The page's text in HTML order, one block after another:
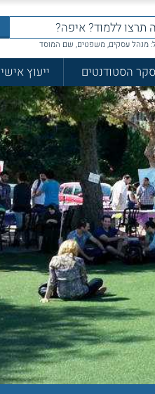
מנהל עסקים, משפטים, שם המוסד
סקר הסטודנטים
ייעוץ אישי